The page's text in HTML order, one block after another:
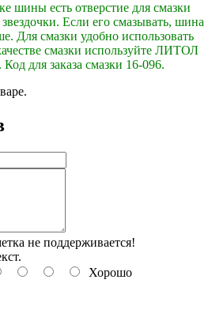
есть отверстие для смазки
Если его смазывать, шина
Для смазки удобно использовать
смазки используйте ЛИТОЛ
для заказа смазки 16-096.
не поддерживается!
Хорошо